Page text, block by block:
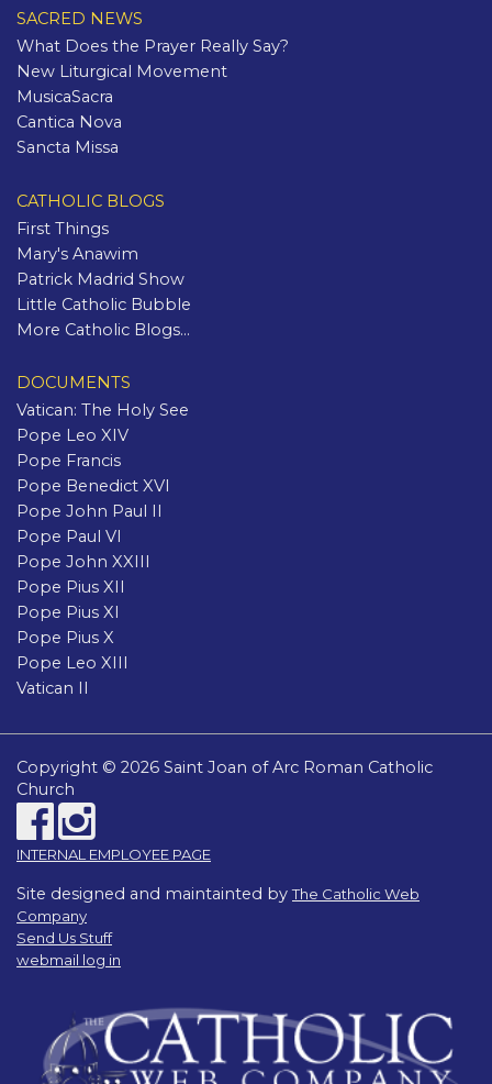
SACRED NEWS
What Does the Prayer Really Say?
New Liturgical Movement
MusicaSacra
Cantica Nova
Sancta Missa
CATHOLIC BLOGS
First Things
Mary's Anawim
Patrick Madrid Show
Little Catholic Bubble
More Catholic Blogs...
DOCUMENTS
Vatican: The Holy See
Pope Leo XIV
Pope Francis
Pope Benedict XVI
Pope John Paul II
Pope Paul VI
Pope John XXIII
Pope Pius XII
Pope Pius XI
Pope Pius X
Pope Leo XIII
Vatican II
Copyright © 2026 Saint Joan of Arc Roman Catholic
Church
INTERNAL EMPLOYEE PAGE
Site designed and maintainted byThe Catholic Web
Company
Send Us Stuff
webmail log in